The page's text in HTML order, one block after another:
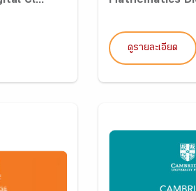
ดูรายละเอียด